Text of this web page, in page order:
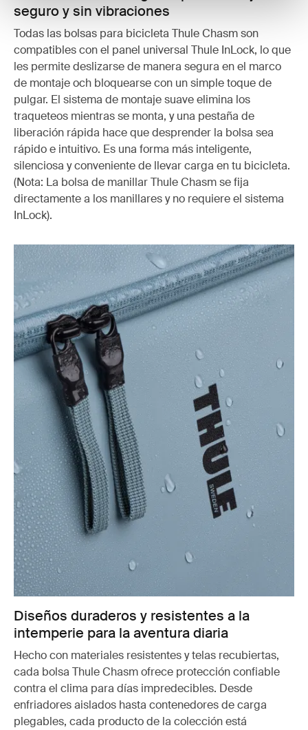
seguro y sin vibraciones
Todas las bolsas para bicicleta Thule Chasm son
compatibles con el panel universal Thule InLock, lo que
les permite deslizarse de manera segura en el marco
de montaje och bloquearse con un simple toque de
pulgar. El sistema de montaje suave elimina los
traqueteos mientras se monta, y una pestaña de
liberación rápida hace que desprender la bolsa sea
rápido e intuitivo. Es una forma más inteligente,
silenciosa y conveniente de llevar carga en tu bicicleta.
(Nota: La bolsa de manillar Thule Chasm se fija
directamente a los manillares y no requiere el sistema
InLock).
Diseños duraderos y resistentes a la
intemperie para la aventura diaria
Hecho con materiales resistentes y telas recubiertas,
cada bolsa Thule Chasm ofrece protección confiable
contra el clima para días impredecibles. Desde
enfriadores aislados hasta contenedores de carga
plegables, cada producto de la colección está